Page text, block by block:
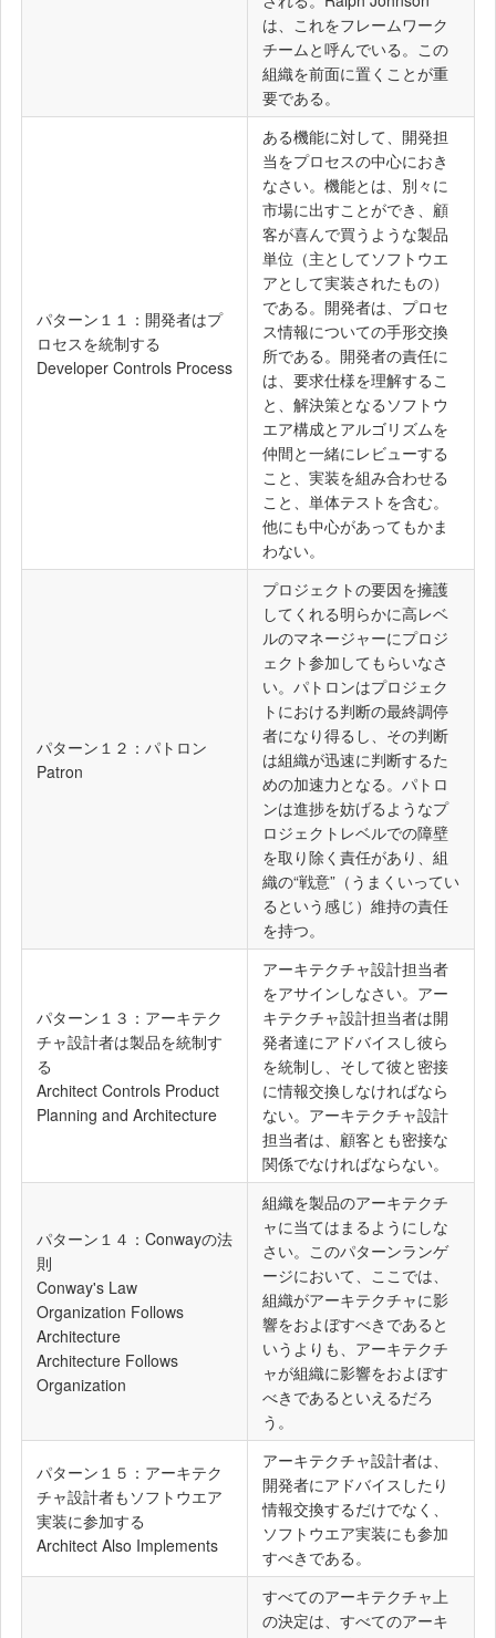
は、これをフレームワーク
チームと呼んでいる。この
組織を前面に置くことが重
要である。
パターン１１：開発者はプ
ロセスを統制する
Developer Controls Process
ある機能に対して、開発担
当をプロセスの中心におき
なさい。機能とは、別々に
市場に出すことができ、顧
客が喜んで買うような製品
単位（主としてソフトウエ
アとして実装されたもの）
である。開発者は、プロセ
ス情報についての手形交換
所である。開発者の責任に
は、要求仕様を理解するこ
と、解決策となるソフトウ
エア構成とアルゴリズムを
仲間と一緒にレビューする
こと、実装を組み合わせる
こと、単体テストを含む。
他にも中心があってもかま
わない。
パターン１２：パトロン
Patron
プロジェクトの要因を擁護
してくれる明らかに高レベ
ルのマネージャーにプロジ
ェクト参加してもらいなさ
い。パトロンはプロジェク
トにおける判断の最終調停
者になり得るし、その判断
は組織が迅速に判断するた
めの加速力となる。パトロ
ンは進捗を妨げるようなプ
ロジェクトレベルでの障壁
を取り除く責任があり、組
織の“戦意”（うまくいってい
るという感じ）維持の責任
を持つ。
パターン１３：アーキテク
チャ設計者は製品を統制す
る
Architect Controls Product
Planning and Architecture
アーキテクチャ設計担当者
をアサインしなさい。アー
キテクチャ設計担当者は開
発者達にアドバイスし彼ら
を統制し、そして彼と密接
に情報交換しなければなら
ない。アーキテクチャ設計
担当者は、顧客とも密接な
関係でなければならない。
パターン１４：Conwayの法
則
Conway's Law
Organization Follows
Architecture
Architecture Follows
Organization
組織を製品のアーキテクチ
ャに当てはまるようにしな
さい。このパターンランゲ
ージにおいて、ここでは、
組織がアーキテクチャに影
響をおよぼすべきであると
いうよりも、アーキテクチ
ャが組織に影響をおよぼす
べきであるといえるだろ
う。
パターン１５：アーキテク
チャ設計者もソフトウエア
実装に参加する
Architect Also Implements
アーキテクチャ設計者は、
開発者にアドバイスしたり
情報交換するだけでなく、
ソフトウエア実装にも参加
すべきである。
すべてのアーキテクチャ上
の決定は、すべてのアーキ